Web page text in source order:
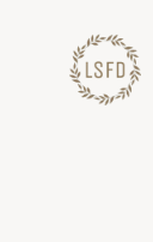
konten